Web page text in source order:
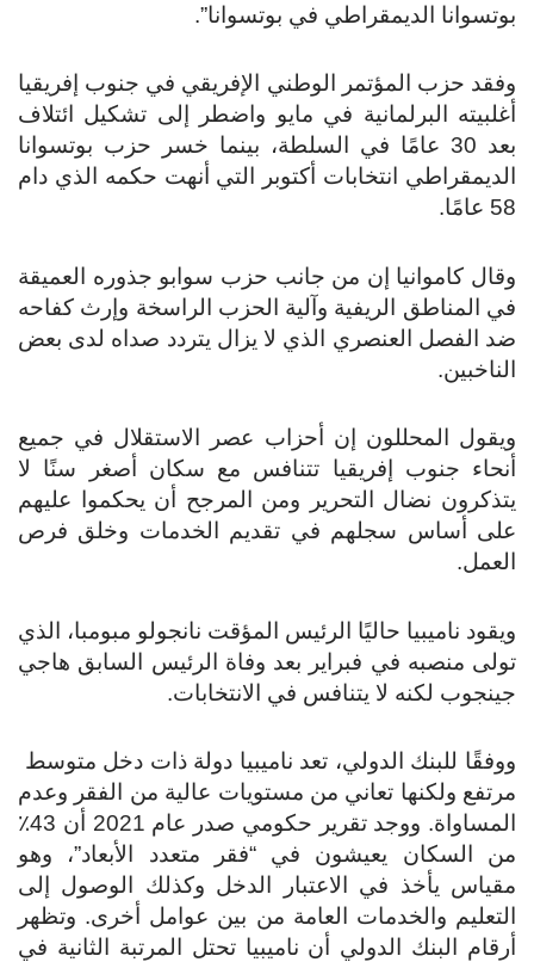
بوتسوانا الديمقراطي في بوتسوانا”.
وفقد حزب المؤتمر الوطني الإفريقي في جنوب إفريقيا
أغلبيته البرلمانية في مايو واضطر إلى تشكيل ائتلاف
بعد 30 عامًا في السلطة، بينما خسر حزب بوتسوانا
الديمقراطي انتخابات أكتوبر التي أنهت حكمه الذي دام
58 عامًا.
وقال كاموانيا إن من جانب حزب سوابو جذوره العميقة
في المناطق الريفية وآلية الحزب الراسخة وإرث كفاحه
ضد الفصل العنصري الذي لا يزال يتردد صداه لدى بعض
الناخبين.
ويقول المحللون إن أحزاب عصر الاستقلال في جميع
أنحاء جنوب إفريقيا تتنافس مع سكان أصغر سنًا لا
يتذكرون نضال التحرير ومن المرجح أن يحكموا عليهم
على أساس سجلهم في تقديم الخدمات وخلق فرص
العمل.
ويقود ناميبيا حاليًا الرئيس المؤقت نانجولو مبومبا، الذي
تولى منصبه في فبراير بعد وفاة الرئيس السابق هاجي
جينجوب لكنه لا يتنافس في الانتخابات.
ووفقًا للبنك الدولي، تعد ناميبيا دولة ذات دخل متوسط ​​
مرتفع ولكنها تعاني من مستويات عالية من الفقر وعدم
المساواة. ووجد تقرير حكومي صدر عام 2021 أن 43٪
من السكان يعيشون في “فقر متعدد الأبعاد”، وهو
مقياس يأخذ في الاعتبار الدخل وكذلك الوصول إلى
التعليم والخدمات العامة من بين عوامل أخرى. وتظهر
أرقام البنك الدولي أن ناميبيا تحتل المرتبة الثانية في